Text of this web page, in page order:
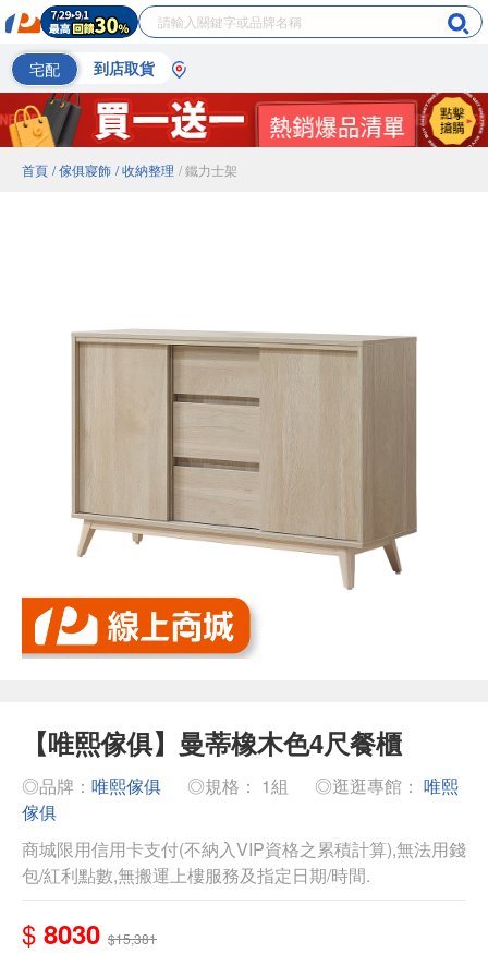
宅配 到店取貨
首頁 / 傢俱寢飾 / 收納整理 / 鐵力士架
【唯熙傢俱】曼蒂橡木色4尺餐櫃
◎品牌： 唯熙傢俱 ◎規格： 1組 ◎逛逛專館： 唯熙
傢俱
商城限用信用卡支付(不納入VIP資格之累積計算),無法用錢
包/紅利點數,無搬運上樓服務及指定日期/時間.
$ 8030 $15,381